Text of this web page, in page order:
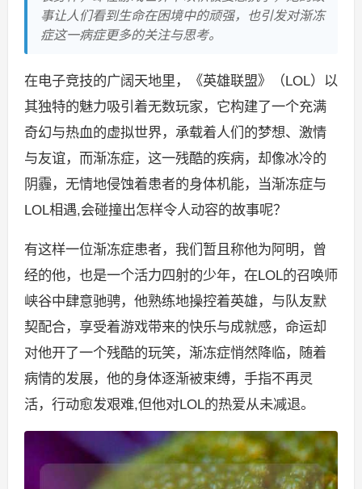
事让人们看到生命在困境中的顽强，也引发对渐冻
症这一病症更多的关注与思考。
在电子竞技的广阔天地里，《英雄联盟》（LOL）以
其独特的魅力吸引着无数玩家，它构建了一个充满
奇幻与热血的虚拟世界，承载着人们的梦想、激情
与友谊，而渐冻症，这一残酷的疾病，却像冰冷的
阴霾，无情地侵蚀着患者的身体机能，当渐冻症与
LOL相遇,会碰撞出怎样令人动容的故事呢？
有这样一位渐冻症患者，我们暂且称他为阿明，曾
经的他，也是一个活力四射的少年，在LOL的召唤师
峡谷中肆意驰骋，他熟练地操控着英雄，与队友默
契配合，享受着游戏带来的快乐与成就感，命运却
对他开了一个残酷的玩笑，渐冻症悄然降临，随着
病情的发展，他的身体逐渐被束缚，手指不再灵
活，行动愈发艰难,但他对LOL的热爱从未减退。